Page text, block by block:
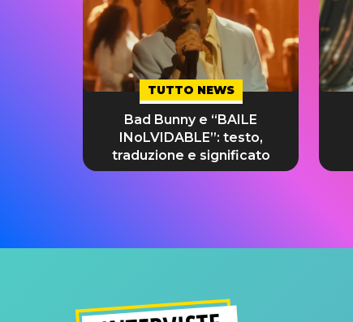
TUTTO NEWS
Bad Bunny e “BAILE
INoLVIDABLE”: testo,
traduzione e significato